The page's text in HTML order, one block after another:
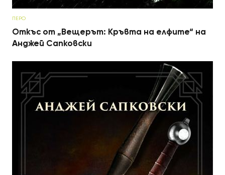
ПЕРО
Откъс от „Вещерът: Кръвта на елфите“ на
Анджей Сапковски